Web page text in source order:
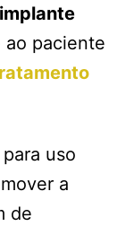
ao paciente
uso
a
de